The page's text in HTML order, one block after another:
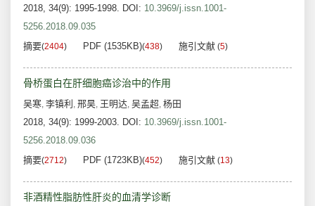
2018, 34(9): 1995-1998. DOI: 10.3969/j.issn.1001-
5256.2018.09.035
摘要(2404) PDF (1535KB)(438) 施引文献 (5)
骨桥蛋白在肝细胞癌诊治中的作用
吴寒, 李镇利 , 邢昊, 王明达, 吴孟超, 杨田
2018, 34(9): 1999-2003. DOI: 10.3969/j.issn.1001-
5256.2018.09.036
摘要(2712) PDF (1723KB)(452) 施引文献 (13)
非酒精性脂肪性肝炎的血清学诊断